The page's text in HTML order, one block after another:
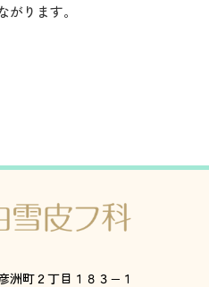
ります。
洲町２丁目１８３−１